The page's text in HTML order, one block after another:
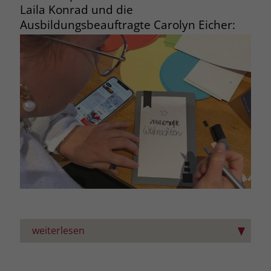
der Stiftung Liebenau ins Blickfeld.
Die dritte große Säule ist ein Projekt,
das die Teilnehmenden selbst wählen
und in Absprache mit ihren
Vorgesetzen in ihrem Arbeitsalltag
selbstständig umsetzen. Während
dieser Zeit gibt es mehrere
Coachingbausteine.
Die Führungswerkstatt wird im
zweijährigen Turnus angeboten.
Laila Konrad und die
Ausbildungsbeauftragte Carolyn Eicher:
weiterlesen